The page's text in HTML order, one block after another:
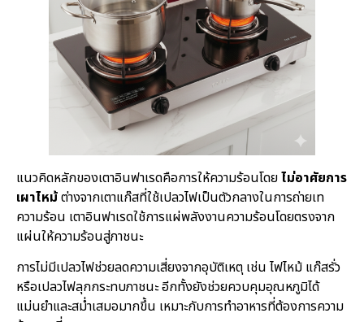
แนวคิดหลักของเตาอินฟาเรดคือการให้ความร้อนโดยไม่อาศัยการ
เผาไหม้ต่างจากเตาแก๊สที่ใช้เปลวไฟเป็นตัวกลางในการถ่ายเท
ความร้อน เตาอินฟาเรดใช้การแผ่พลังงานความร้อนโดยตรงจาก
แผ่นให้ความร้อนสู่ภาชนะ
การไม่มีเปลวไฟช่วยลดความเสี่ยงจากอุบัติเหตุ เช่น ไฟไหม้ แก๊สรั่ว
หรือเปลวไฟลุกกระทบภาชนะ อีกทั้งยังช่วยควบคุมอุณหภูมิได้
แม่นยำและสม่ำเสมอมากขึ้น เหมาะกับการทำอาหารที่ต้องการความ